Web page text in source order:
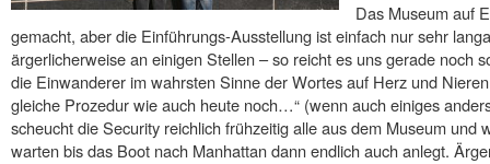
Das Museum auf
gemacht, aber die Einführungs-Ausstellung ist einfach nur sehr
ärgerlicherweise an einigen Stellen – so reicht es uns gerade noch
die Einwanderer im wahrsten Sinne der Wortes auf Herz und
gleiche Prozedur wie auch heute noch…“ (wenn auch einiges
scheucht die Security reichlich frühzeitig alle aus dem Museum und
warten bis das Boot nach Manhattan dann endlich auch anlegt.